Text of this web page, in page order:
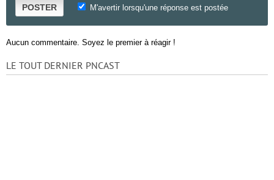
POSTER M'avertir lorsqu'une réponse est postée
Aucun commentaire. Soyez le premier à réagir !
LE TOUT DERNIER PNCAST